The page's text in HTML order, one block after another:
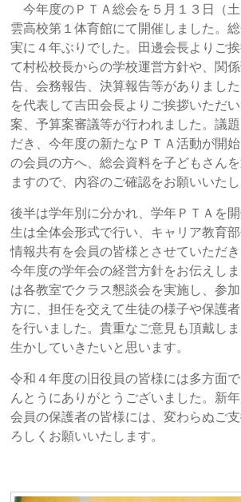
今年度のＰＴＡ総会を５月１３日（
雲高校第１体育館にて開催しました。
実に４年ぶりでした。田邊会長よりご
て村松校長からの学校運営方針や、関
告、会務報告、決算報告等がありまし
を代表して吉田会長よりご挨拶いただ
案、予算案審議等が行われました。議
だき、今年度の新たなＰＴＡ活動が開
の会員の方へ、総会資料を子どもさん
ますので、内容のご確認をお願いいたし
後半は学年別に分かれ、学年ＰＴＡを
生は全体会形式で行い、キャリア教育
情報共有を会員の皆様とさせていただ
今年度の学年会の経営方針をお伝えし
は各教室でクラス懇談会を実施し、参
方に、担任を交えて生徒の様子や保護
を行いました。貴重なご意見も頂戴し
生かしていきたいと思います。
令和４年度の旧役員の皆様には多方面
んとうにありがとうございました。新
会員の保護者の皆様には、変わらぬご
ろしくお願いいたします。